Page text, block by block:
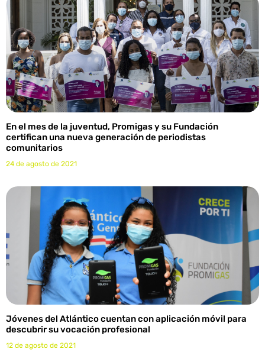
En el mes de la juventud, Promigas y su Fundación
certifican una nueva generación de periodistas
comunitarios
24 de agosto de 2021
Jóvenes del Atlántico cuentan con aplicación móvil para
descubrir su vocación profesional
12 de agosto de 2021